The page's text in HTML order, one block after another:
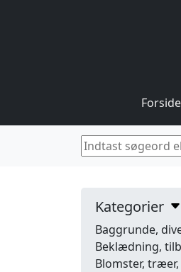
Forside
Kategorier
Baggrunde,
Beklædning,
Blomster,